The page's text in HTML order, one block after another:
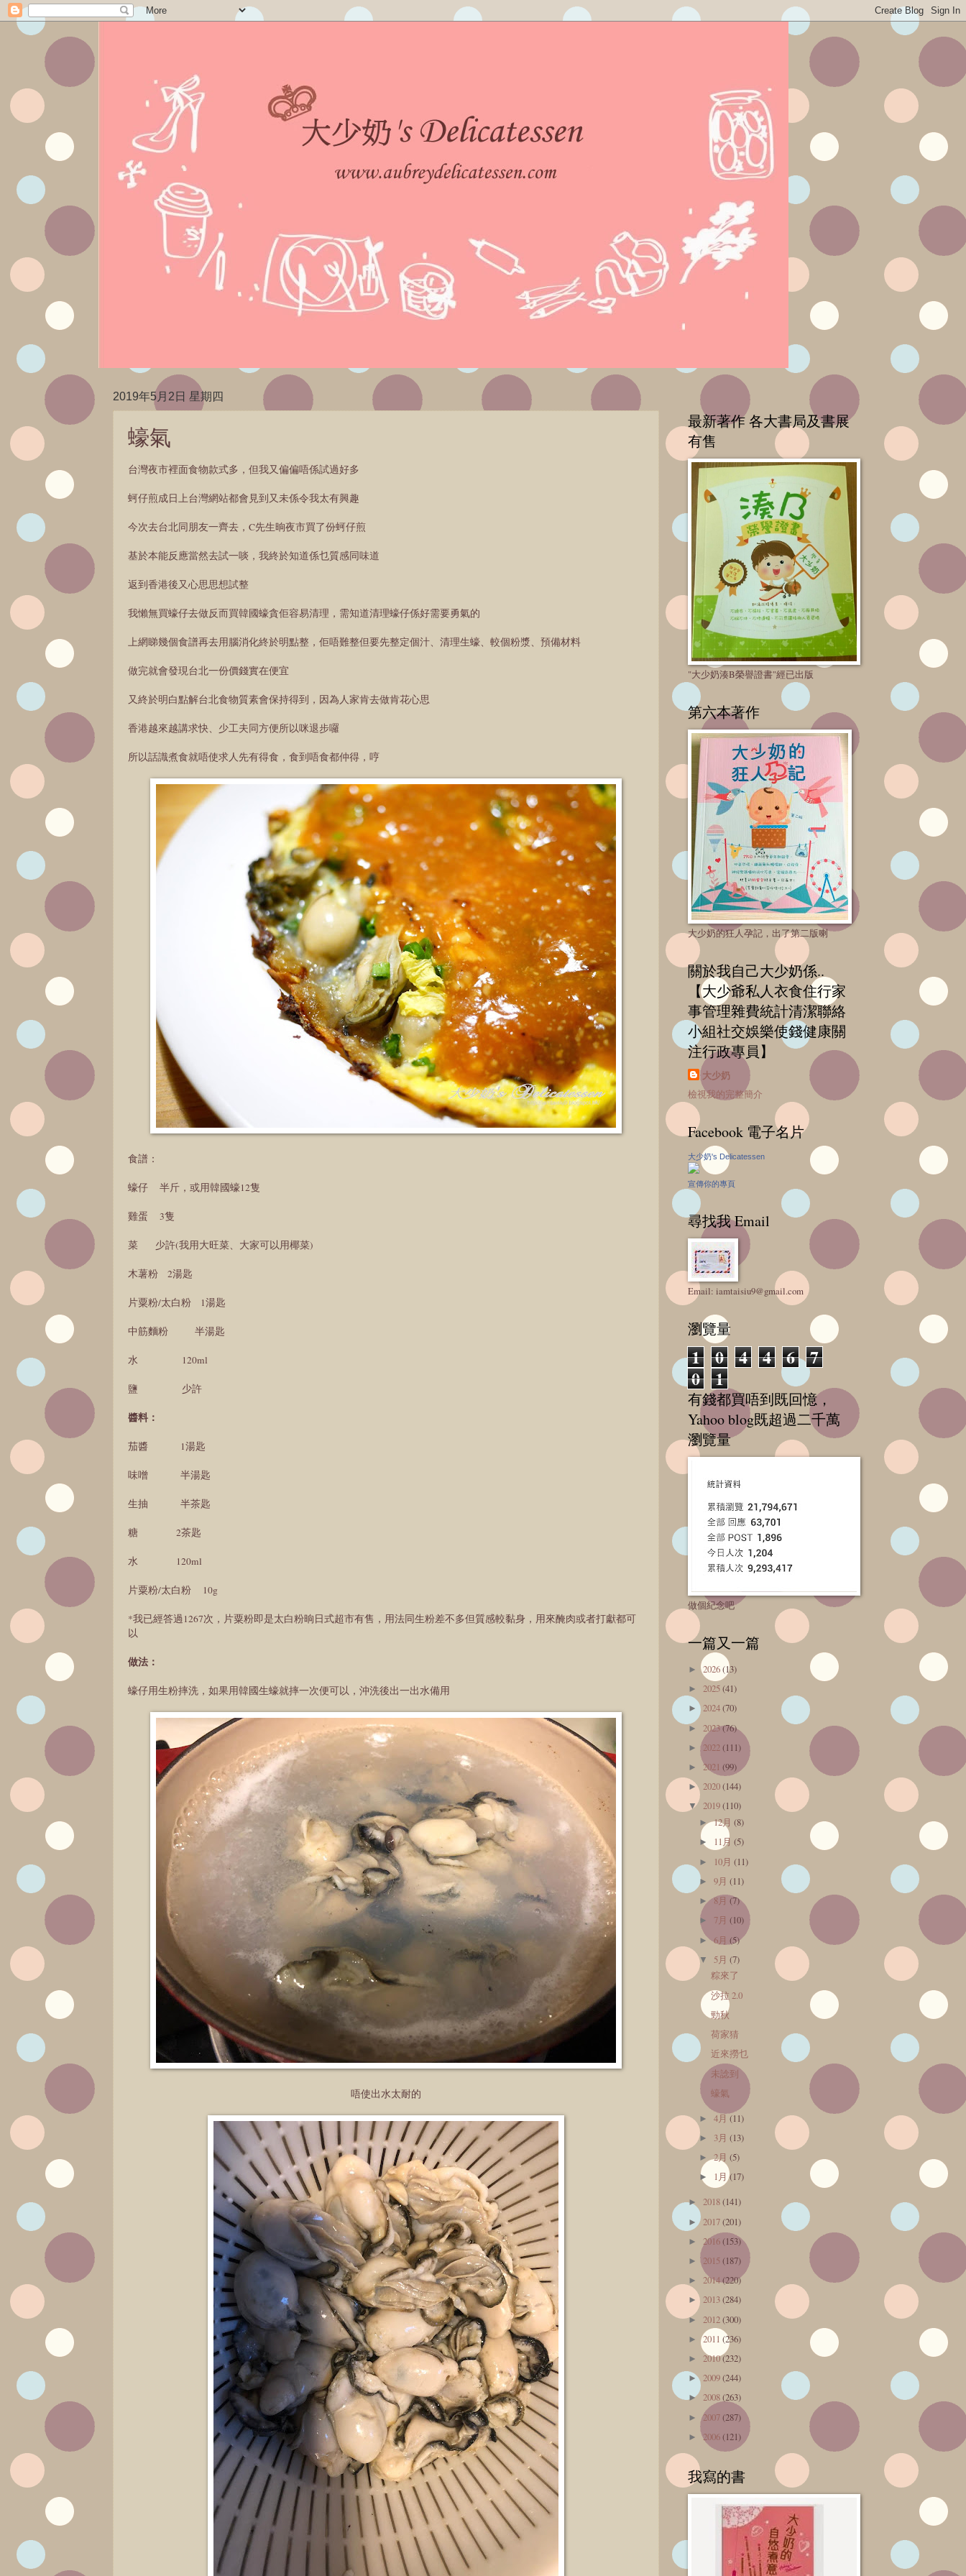
2019年5月2日 星期四
蠔氣
台灣夜市裡面食物款式多，但我又偏偏唔係試過好多
蚵仔煎成日上台灣網站都會見到又未係令我太有興趣
今次去台北同朋友一齊去，C先生晌夜市買了份蚵仔煎
基於本能反應當然去試一啖，我終於知道係乜質感同味道
返到香港後又心思思想試整
我懶無買蠔仔去做反而買韓國蠔貪佢容易清理，需知道清理蠔仔係好需要勇氣的
上網睇幾個食譜再去用腦消化終於明點整，佢唔難整但要先整定個汁、清理生蠔、較個粉漿、預備材料
做完就會發現台北一份價錢實在便宜
又終於明白點解台北食物質素會保持得到，因為人家肯去做肯花心思
香港越來越講求快、少工夫同方便所以咪退步囉
所以話識煮食就唔使求人先有得食，食到唔食都仲得，哼
食譜：
蠔仔 半斤，或用韓國蠔12隻
雞蛋 3隻
菜 少許(我用大旺菜、大家可以用椰菜)
木薯粉 2湯匙
片粟粉/太白粉 1湯匙
中筋麵粉 半湯匙
水 120ml
鹽 少許
醬料：
茄醬 1湯匙
味噌 半湯匙
生抽 半茶匙
糖 2茶匙
水 120ml
片粟粉/太白粉 10g
*我已經答過1267次，片粟粉即是太白粉晌日式超市有售，用法同生粉差不多但質感較黏身，用來醃肉或者打獻都可
以
做法：
蠔仔用生粉摔洗，如果用韓國生蠔就摔一次便可以，沖洗後出一出水備用
唔使出水太耐的
最新著作 各大書局及書展
有售
"大少奶湊B榮譽證書"經已出版
第六本著作
大少奶的狂人孕記，出了第二版喇
關於我自己大少奶係..
【大少爺私人衣食住行家
事管理雜費統計清潔聯絡
小組社交娛樂使錢健康關
注行政專員】
大少奶
檢視我的完整簡介
Facebook 電子名片
大少奶's Delicatessen
宣傳你的專頁
尋找我 Email
Email: iamtaisiu9@gmail.com
瀏覽量
1 0 4 4 6 7
0 1
有錢都買唔到既回憶，
Yahoo blog既超過二千萬
瀏覽量
做個紀念吧
一篇又一篇
►2026(13)
► 2025(41)
► 2024(70)
► 2023(76)
► 2022(111)
► 2021 (99)
► 2020(144)
▼ 2019(110)
►12月(8)
► 11月(5)
► 10月(11)
►9月(11)
►8月(7)
► 7月(10)
►6月(5)
▼ 5月(7)
粽來了
沙拉 2.0
勁秋
荷家猜
近來撈乜
未諗到
蠔氣
►4月(11)
► 3月(13)
►2月(5)
► 1月(17)
► 2018(141)
► 2017(201)
► 2016(153)
► 2015 (187)
► 2014(220)
► 2013(284)
► 2012(300)
►2011 (236)
► 2010(232)
► 2009(244)
► 2008(263)
►2007(287)
►2006(121)
我寫的書